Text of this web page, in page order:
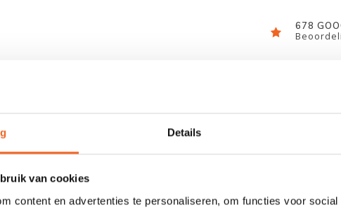
Details
van cookies
content en advertenties te personaliseren, om functies voor
678